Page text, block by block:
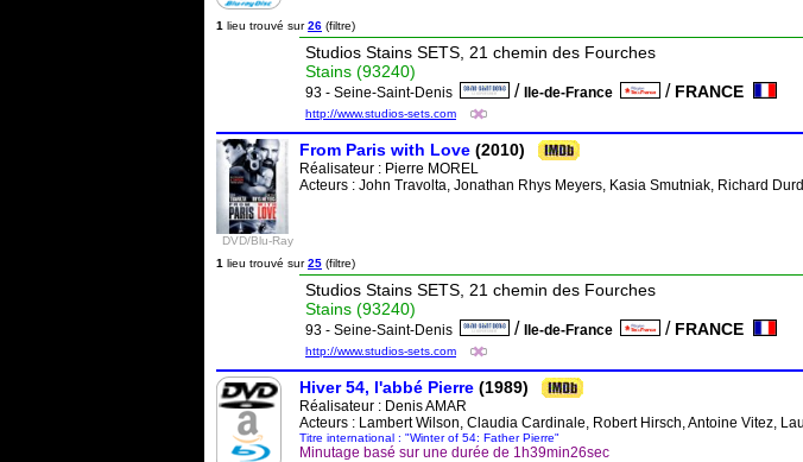
1 lieu trouvé sur26 (filtre)
Studios Stains SETS, 21 chemin des Fourches
Stains (93240)
93 - Seine-Saint-Denis / Ile-de-France / FRANCE
http://www.studios-sets.com
DVD/Blu-Ray
From Paris with Love (2010)
Réalisateur : Pierre MOREL
Acteurs : John Travolta, Jonathan Rhys Meyers, Kasia Smutniak, Richard
1 lieu trouvé sur25 (filtre)
Studios Stains SETS, 21 chemin des Fourches
Stains (93240)
93 - Seine-Saint-Denis / Ile-de-France / FRANCE
http://www.studios-sets.com
Hiver 54, l'abbé Pierre (1989)
Réalisateur : Denis AMAR
Acteurs : Lambert Wilson, Claudia Cardinale, Robert Hirsch, Antoine Vitez,
Titre international : "Winter of 54: Father Pierre"
Minutage basé sur une durée de 1h39min26sec